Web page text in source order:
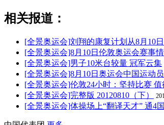
相关报道：
[全景奥运会]刘翔的康复计划从8月10
[全景奥运会]8月10日伦敦奥运会赛事
[全景奥运会]男子10米台较量 冠军云集
[全景奥运会]8月10日奥运会中国运动
[全景奥运会]伦敦24小时：坚持比赛 值
[全景奥运会]完整版 20120810（下）
[全景奥运会]体操场上“翻译天才” 通4